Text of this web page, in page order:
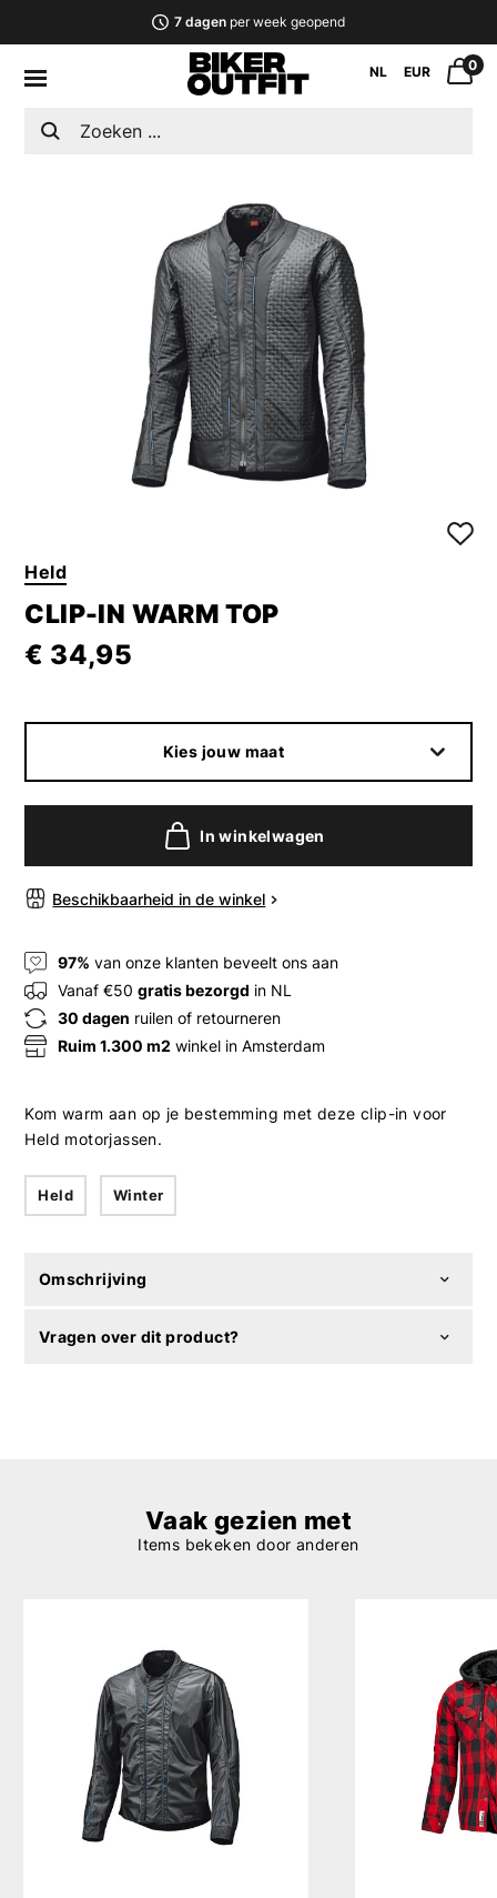
7 dagenper week geopend
NL EUR 0
Held
CLIP-IN WARM TOP
€ 34,95
Kies jouw maat
In winkelwagen
Beschikbaarheid in de winkel
97% van onze klanten beveelt ons aan
Vanaf €50gratis bezorgd in NL
30 dagen ruilen of retourneren
Ruim 1.300 m2 winkel in Amsterdam
Kom warm aan op je bestemming met deze clip-in voor
Held motorjassen.
Held Winter
Omschrijving
Vragen over dit product?
Vaak gezien met
Items bekeken door anderen